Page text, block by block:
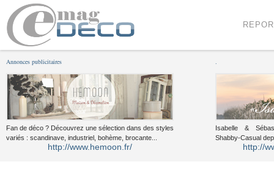
Annonces publicitaires
Fan de déco ? Découvrez une sélection dans des styles
variés : scandinave, industriel, bohème, brocante...
http://www.hemoon.fr/
Isabelle &
Shabby-Casual
http://